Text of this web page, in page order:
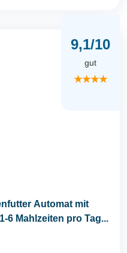
9,1/10
gut
★★★★
Automat mit
6 Mahlzeiten pro Tag...